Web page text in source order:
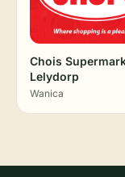
Chois
Lelydorp
Wanica